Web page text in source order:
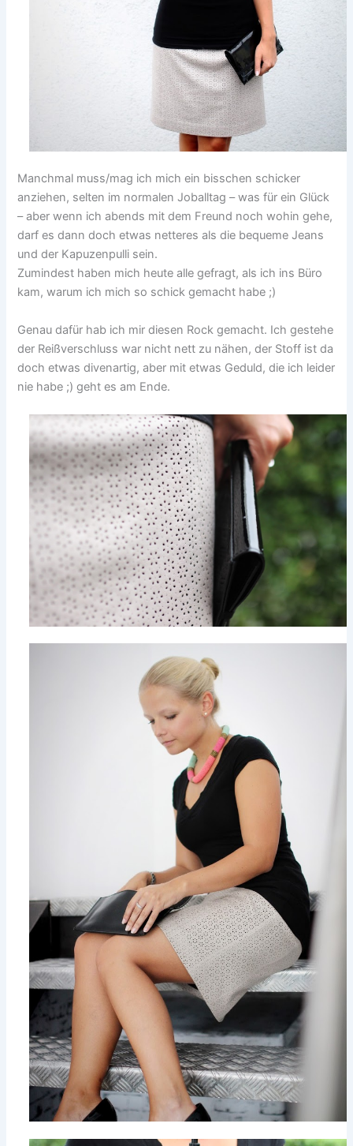
Manchmal muss/mag ich mich ein bisschen schicker
anziehen, selten im normalen Joballtag – was für ein Glück
– aber wenn ich abends mit dem Freund noch wohin gehe,
darf es dann doch etwas netteres als die bequeme Jeans
und der Kapuzenpulli sein.
Zumindest haben mich heute alle gefragt, als ich ins Büro
kam, warum ich mich so schick gemacht habe ;)
Genau dafür hab ich mir diesen Rock gemacht. Ich gestehe
der Reißverschluss war nicht nett zu nähen, der Stoff ist da
doch etwas divenartig, aber mit etwas Geduld, die ich leider
nie habe ;) geht es am Ende.